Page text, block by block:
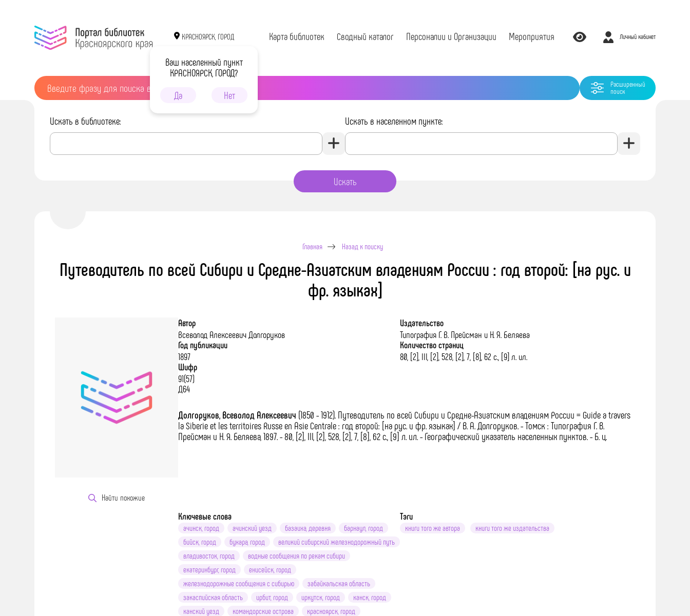
КРАСНОЯРСК, ГОРОД
Ваш населенный пункт
КРАСНОЯРСК, ГОРОД?
Да
Нет
Карта библиотек Сводный каталог Персоналии и Организации Мероприятия Личный кабинет
Расширенный
поиск
Искать в библиотеке: Искать в населенном пункте:
Главная Назад к поиску
Путеводитель по всей Сибири и Средне-Азиатским владениям России : год второй: [на рус. и
фр. языках]
Найти похожие
Автор
Всеволод Алексеевич Долгоруков
Издательство
Типография Г. В. Прейсман и Н. Я. Беляева
Год публикации
1897
Количество страниц
80, [2], III, [2], 528, [2], 7, [8], 62 с., [9] л. ил.
Шифр
91(57)
Д64
Долгоруков, Всеволод Алексеевич (1850 - 1912). Путеводитель по всей Сибири и Средне-Азиатским владениям России = Guide a travers
la Siberie et les territoires Russe en Asie Centrale : год второй: [на рус. и фр. языках] / В. А. Долгоруков. - Томск : Типография Г. В.
Прейсман и Н. Я. Беляева, 1897. - 80, [2], III, [2], 528, [2], 7, [8], 62 с., [9] л. ил. - Географический указатель населенных пунктов. - Б. ц.
Ключевые слова
ачинск, город ачинский уезд базаиха, деревня
барнаул, город
бийск, город
бухара, город
великий сибирский железнодорожный путь
владивосток, город
водные сообщения по рекам сибири
екатеринбург, город
енисейск, город
железнодорожные сообщения с сибирью
забайкальская область
закаспийская область
ирбит, город иркутск, город
канск, город
канский уезд
командорские острова
красноярск, город
Тэги
книги того же автора книги того же издательства